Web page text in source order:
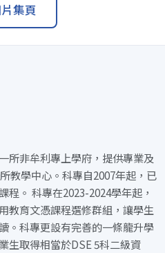
集頁
所非牟利專上學府，提供專業及
教學中心。科專自2007年起，已
程。 科專在2023-2024學年起，
教育文憑課程選修群組，讓學生
。科專更設有完善的一條龍升學
生取得相當於DSE 5科二級資